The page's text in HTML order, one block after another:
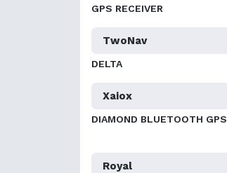
GPS RECEIVER
TwoNav
DELTA
Xaiox
DIAMOND BLUETOOTH GPS
Royal